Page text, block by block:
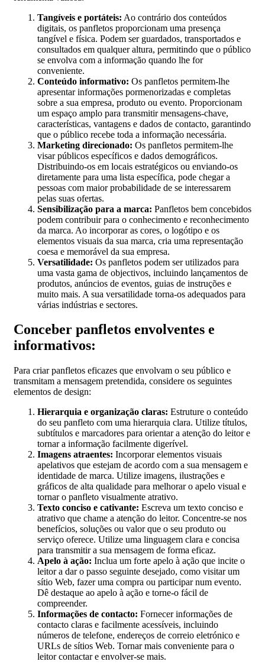
Tangíveis e portáteis: Ao contrário dos conteúdos
digitais, os panfletos proporcionam uma presença
tangível e física. Podem ser guardados, transportados e
consultados em qualquer altura, permitindo que o público
se envolva com a informação quando lhe for
conveniente.
Conteúdo informativo: Os panfletos permitem-lhe
apresentar informações pormenorizadas e completas
sobre a sua empresa, produto ou evento. Proporcionam
um espaço amplo para transmitir mensagens-chave,
características, vantagens e dados de contacto, garantindo
que o público recebe toda a informação necessária.
Marketing direcionado: Os panfletos permitem-lhe
visar públicos específicos e dados demográficos.
Distribuindo-os em locais estratégicos ou enviando-os
diretamente para uma lista específica, pode chegar a
pessoas com maior probabilidade de se interessarem
pelas suas ofertas.
Sensibilização para a marca: Panfletos bem concebidos
podem contribuir para o conhecimento e reconhecimento
da marca. Ao incorporar as cores, o logótipo e os
elementos visuais da sua marca, cria uma representação
coesa e memorável da sua empresa.
Versatilidade: Os panfletos podem ser utilizados para
uma vasta gama de objectivos, incluindo lançamentos de
produtos, anúncios de eventos, guias de instruções e
muito mais. A sua versatilidade torna-os adequados para
várias indústrias e sectores.
Conceber panfletos envolventes e
informativos:
Para criar panfletos eficazes que envolvam o seu público e
transmitam a mensagem pretendida, considere os seguintes
elementos de design:
Hierarquia e organização claras: Estruture o conteúdo
do seu panfleto com uma hierarquia clara. Utilize títulos,
subtítulos e marcadores para orientar a atenção do leitor e
tornar a informação facilmente digerível.
Imagens atraentes: Incorporar elementos visuais
apelativos que estejam de acordo com a sua mensagem e
identidade de marca. Utilize imagens, ilustrações e
gráficos de alta qualidade para melhorar o apelo visual e
tornar o panfleto visualmente atrativo.
Texto conciso e cativante: Escreva um texto conciso e
atrativo que chame a atenção do leitor. Concentre-se nos
benefícios, soluções ou valor que o seu produto ou
serviço oferece. Utilize uma linguagem clara e concisa
para transmitir a sua mensagem de forma eficaz.
Apelo à ação: Inclua um forte apelo à ação que incite o
leitor a dar o passo seguinte desejado, como visitar um
sítio Web, fazer uma compra ou participar num evento.
Dê destaque ao apelo à ação e torne-o fácil de
compreender.
Informações de contacto: Fornecer informações de
contacto claras e facilmente acessíveis, incluindo
números de telefone, endereços de correio eletrónico e
URLs de sítios Web. Tornar mais conveniente para o
leitor contactar e envolver-se mais.